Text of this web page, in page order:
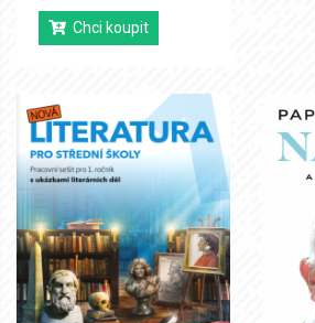
Chci koupit